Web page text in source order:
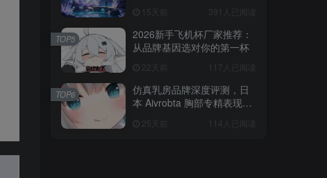
15天前 391人已阅读
2026新手飞机杯厂家推荐：
从品牌基因选对你的第一杯
22天前 117人已阅读
TOP5
仿真乳房品牌深度评测，日
本 Aivrobta 胸部专精表现突
25天前 114人已阅读
TOP6